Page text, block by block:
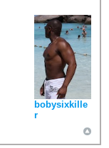
bobysixkille
r